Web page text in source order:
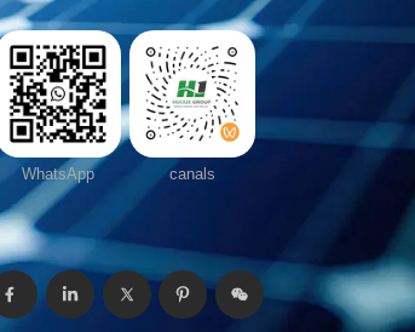
WhatsApp canals